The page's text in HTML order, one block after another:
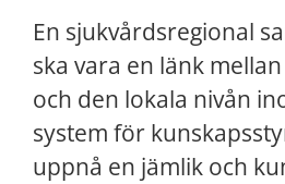
En sjukvårdsregional
ska vara en länk
och den lokala nivån
system för
uppnå en jämlik och